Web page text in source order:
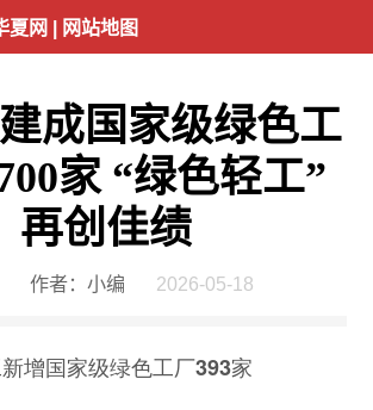
夏网 | 网站地图
成国家级绿色工
家 “绿色轻工”
再创佳绩
作者：小编 2026-05-18
增国家级绿色工厂393家